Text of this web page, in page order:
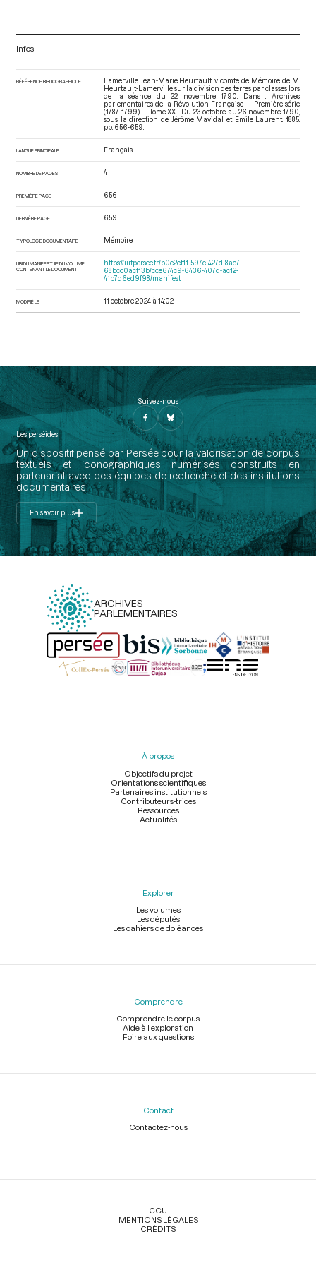
Infos
RÉFÉRENCE BIBLIOGRAPHIQUE
Lamerville Jean-Marie Heurtault, vicomte de. Mémoire de M.
Heurtault-Lamerville sur la division des terres par classes lors
de la séance du 22 novembre 1790. Dans : Archives
parlementaires de la Révolution Française — Première série
(1787-1799) — Tome XX - Du 23 octobre au 26 novembre 1790
sous la direction de Jérôme Mavidal et Emile Laurent. 1885.
pp. 656-659.
LANGUE PRINCIPALE Français
NOMBRE DE PAGES 4
PREMIÈRE PAGE 656
DERNIÈRE PAGE 659
TYPOLOGIE DOCUMENTAIRE Mémoire
URI DU MANIFEST IIIF DU VOLUME
CONTENANT LE DOCUMENT
https://iiif.persee.fr/b0e2cf11-597c-427d-8ac7-
68bcc0acf13b/cce674c9-6436-407d-ac12-
41b7d6ed9f98/manifest
MODIFIÉ LE 11 octobre 2024 à 14:02
Suivez-nous
Les perséides
Un dispositif pensé par Persée pour la valorisation de corpus
textuels et iconographiques numérisés construits en
partenariat avec des équipes de recherche et des institutions
documentaires.
En savoir plus
ARCHIVES
PARLEMENTAIRES
Menu
À propos
Objectifs du projet
Orientations scientifiques
Partenaires institutionnels
Contributeurs-trices
Ressources
Actualités
Explorer
Les volumes
Les députés
Les cahiers de doléances
Comprendre
Comprendre le corpus
Aide à l'exploration
Foire aux questions
Contact
Contactez-nous
Légal
CGU
MENTIONS LÉGALES
CRÉDITS